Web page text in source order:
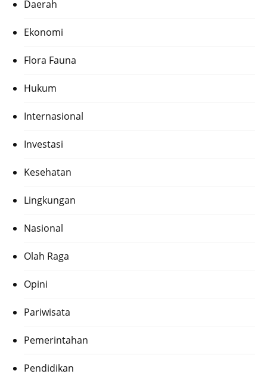
Daerah
Ekonomi
Flora Fauna
Hukum
Internasional
Investasi
Kesehatan
Lingkungan
Nasional
Olah Raga
Opini
Pariwisata
Pemerintahan
Pendidikan